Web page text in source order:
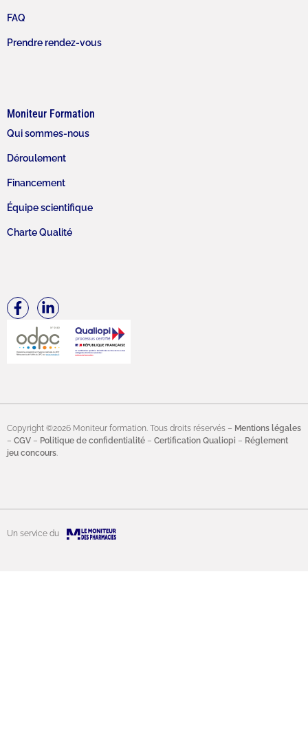
FAQ
Prendre rendez-vous
Moniteur Formation
Qui sommes-nous
Déroulement
Financement
Équipe scientifique
Charte Qualité
Copyright ©2026 Moniteur formation. Tous droits réservés – Mentions légales
– CGV – Politique de confidentialité – Certification Qualiopi – Réglement
jeu concours.
Un service du